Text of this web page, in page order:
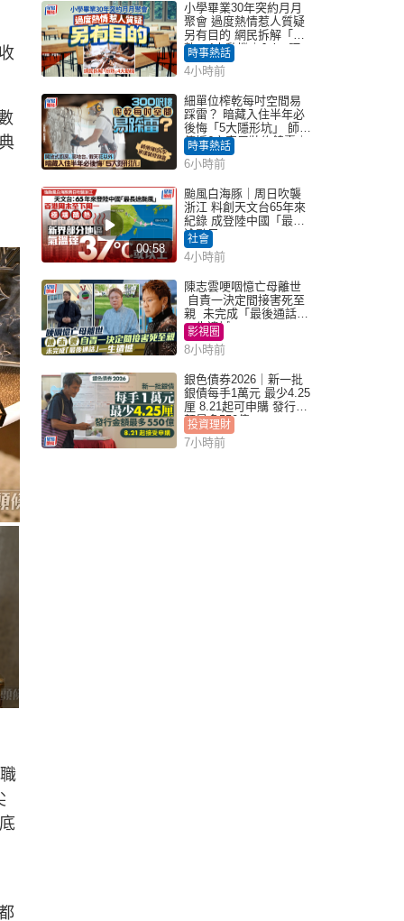
小學畢業30年突約月月
聚會 過度熱情惹人質疑
另有目的 網民拆解「扮
熟」4大動機｜Juicy叮
時事熱話
4小時前
細單位榨乾每吋空間易
踩雷？ 暗藏入住半年必
後悔「5大隱形坑」 師傅
傳授6字家居裝修錦囊｜
Juicy叮
時事熱話
6小時前
00:58
颱風白海豚｜周日吹襲
浙江 料創天文台65年來
紀錄 成登陸中國「最長
途颱風」
社會
4小時前
陳志雲哽咽憶亡母離世
自責一決定間接害死至
親 未完成「最後通話」
一生遺憾
影視圈
8小時前
銀色債券2026｜新一批
銀債每手1萬元 最少4.25
厘 8.21起可申購 發行金
額最多550億
投資理財
7小時前